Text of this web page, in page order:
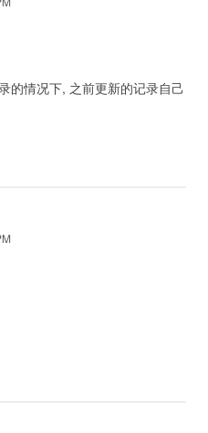
的情况下, 之前更新的记录自己